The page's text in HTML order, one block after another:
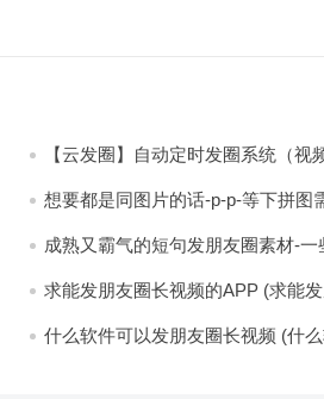
【云发圈】自动定时发圈系统（视
想要都是同图片的话-p-p-等下拼图
片-如果想要图片都不同得话-1-p-可
成熟又霸气的短句发朋友圈素材-
求能发朋友圈长视频的APP (求能
什么软件可以发朋友圈长视频 (什